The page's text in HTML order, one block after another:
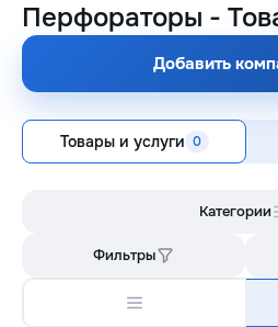
Перфораторы -
Добавить
Товары и услуги 0
Категории
Фильтры